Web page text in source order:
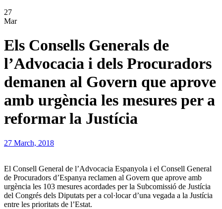
27
Mar
Els Consells Generals de
l’Advocacia i dels Procuradors
demanen al Govern que aprove
amb urgència les mesures per a
reformar la Justícia
27 March, 2018
El Consell General de l’Advocacia Espanyola i el Consell General
de Procuradors d’Espanya reclamen al Govern que aprove amb
urgència les 103 mesures acordades per la Subcomissió de Justícia
del Congrés dels Diputats per a col·locar d’una vegada a la Justícia
entre les prioritats de l’Estat.